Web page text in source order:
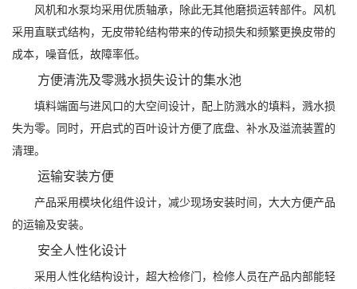
风机和水泵均采用优质轴承，除此无其他磨损运转部件。风机
采用直联式结构，无皮带轮结构带来的传动损失和频繁更换皮带的
成本，噪音低，故障率低。
方便清洗及零溅水损失设计的集水池
填料端面与进风口的大空间设计，配上防溅水的填料，溅水损
失为零。同时，开启式的百叶设计方便了底盘、补水及溢流装置的
清理。
运输安装方便
产品采用模块化组件设计，减少现场安装时间，大大方便产品
的运输及安装。
安全人性化设计
采用人性化结构设计，超大检修门，检修人员在产品内部能轻